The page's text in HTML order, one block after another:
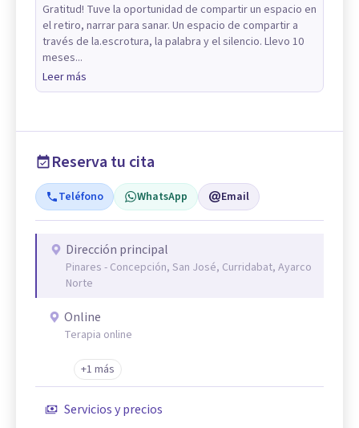
Gratitud! Tuve la oportunidad de compartir un espacio en
el retiro, narrar para sanar. Un espacio de compartir a
través de la.escrotura, la palabra y el silencio. Llevo 10
meses...
Leer más
Reserva tu cita
Teléfono WhatsApp Email
Dirección principal
Pinares - Concepción, San José, Curridabat, Ayarco
Norte
Online
Terapia online
+1 más
Servicios y precios